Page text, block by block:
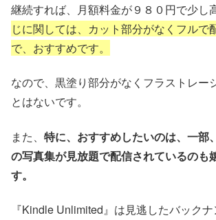
継続すれば、月額料金が９８０円で少し
じに関しては、カット部分がなくフルで
で、おすすめです。
なので、黒塗り部分がなくフラストレー
とはないです。
また、 特に、おすすめしたいのは、一部
の写真集が見放題で配信されているのも
す。
『Kindle Unlimited』は見逃したバック